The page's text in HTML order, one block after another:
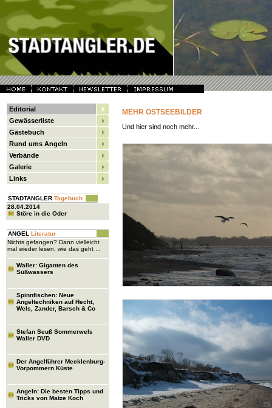
Editorial
Gewässerliste
Gästebuch
Rund ums Angeln
Verbände
Galerie
Links
STADTANGLER Tagebuch
28.04.2014
Störe in die Oder
ANGEL Literatur
Nichts gefangen? Dann vielleicht
mal wieder lesen, wie das geht ...
Waller: Giganten des
Süßwassers
Spinnfischen: Neue
Angeltechniken auf Hecht,
Wels, Zander, Barsch & Co
Stefan Seuß Sommerwels
Waller DVD
Der Angelführer Mecklenburg-
Vorpommern Küste
Angeln: Die besten Tipps und
Tricks von Matze Koch
MEHR OSTSEEBILDER
Und hier sind noch mehr...